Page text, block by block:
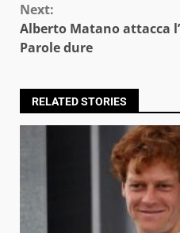
Next:
Alberto Matano attacca
Parole dure
RELATED STORIES